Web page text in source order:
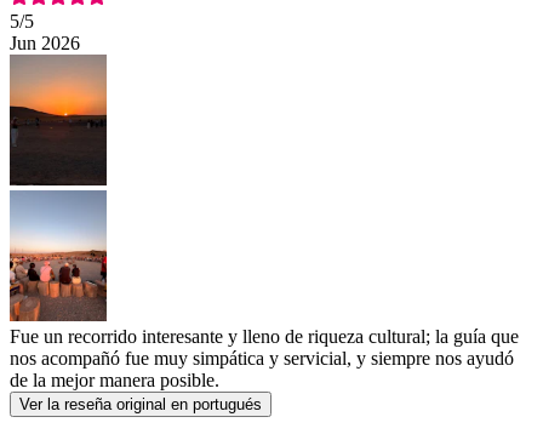
5/5
Jun 2026
Fue un recorrido interesante y lleno de riqueza cultural; la guía que
nos acompañó fue muy simpática y servicial, y siempre nos ayudó
de la mejor manera posible.
Ver la reseña original en portugués